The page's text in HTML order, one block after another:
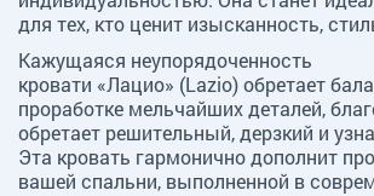
для тех, кто ценит изысканность,
Кажущаяся неупорядоченность
кровати «Лацио» (Lazio) обретает
проработке мельчайших деталей,
обретает решительный, дерзкий и
Эта кровать гармонично дополнит
вашей спальни, выполненной в